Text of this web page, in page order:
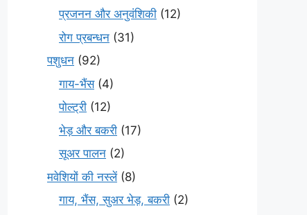
प्रजनन और अनुवंशिकी (12)
रोग प्रबन्धन (31)
पशुधन (92)
गाय-भैंस(4)
पोल्ट्री (12)
भेड़ और बकरी (17)
सूअर पालन (2)
मवेशियों की नस्लें(8)
गाय, भैंस, सुअर भेड़, बकरी (2)